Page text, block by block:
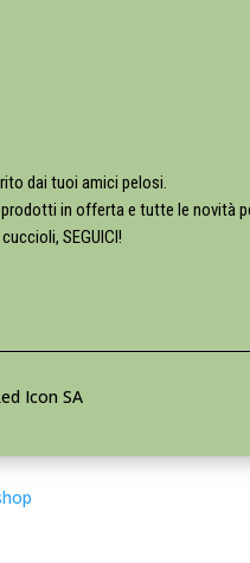
dai tuoi amici pelosi.
in offerta e tutte le novità
SEGUICI!
Icon SA